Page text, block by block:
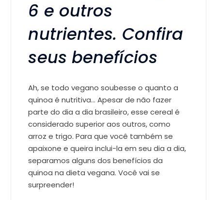
6 e outros
nutrientes. Confira
seus benefícios
Ah, se todo vegano soubesse o quanto a
quinoa é nutritiva… Apesar de não fazer
parte do dia a dia brasileiro, esse cereal é
considerado superior aos outros, como
arroz e trigo. Para que você também se
apaixone e queira inclui-la em seu dia a dia,
separamos alguns dos benefícios da
quinoa na dieta vegana. Você vai se
surpreender!